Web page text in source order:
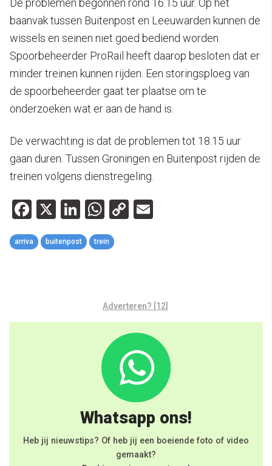
De problemen begonnen rond 16.15 uur. Op het
baanvak tussen Buitenpost en Leeuwarden kunnen de
wissels en seinen niet goed bediend worden.
Spoorbeheerder ProRail heeft daarop besloten dat er
minder treinen kunnen rijden. Een storingsploeg van
de spoorbeheerder gaat ter plaatse om te
onderzoeken wat er aan de hand is.
De verwachting is dat de problemen tot 18.15 uur
gaan duren. Tussen Groningen en Buitenpost rijden de
treinen volgens dienstregeling.
Facebook
X LinkedIn
WhatsApp
Copy
arriva buitenpost trein
Adverteren? [12]
Whatsapp ons!
Heb jij nieuwstips? Of heb jij een boeiende foto of video
gemaakt?